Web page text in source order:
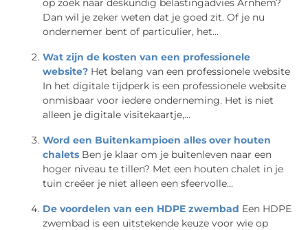
op zoek naar deskundig belastingadvies Arnhem?
Dan wil je zeker weten dat je goed zit. Of je nu
ondernemer bent of particulier, het...
Wat zijn de kosten van een professionele
website? Het belang van een professionele website
In het digitale tijdperk is een professionele website
onmisbaar voor iedere onderneming. Het is niet
alleen je digitale visitekaartje,...
Word een Buitenkampioen alles over houten
chalets Ben je klaar om je buitenleven naar een
hoger niveau te tillen? Met een houten chalet in je
tuin creëer je niet alleen een sfeervolle...
De voordelen van een HDPE zwembad Een HDPE
zwembad is een uitstekende keuze voor wie op